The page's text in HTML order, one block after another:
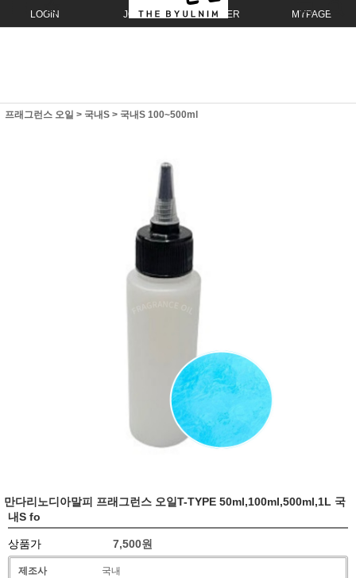
LOGIN JOIN ORDER MYPAGE
프래그런스 오일 > 국내S > 국내S 100~500ml
만다리노디아말피 프래그런스 오일T-TYPE 50ml,100ml,500ml,1L 국
내S fo
상품가 7,500원
제조사
국내